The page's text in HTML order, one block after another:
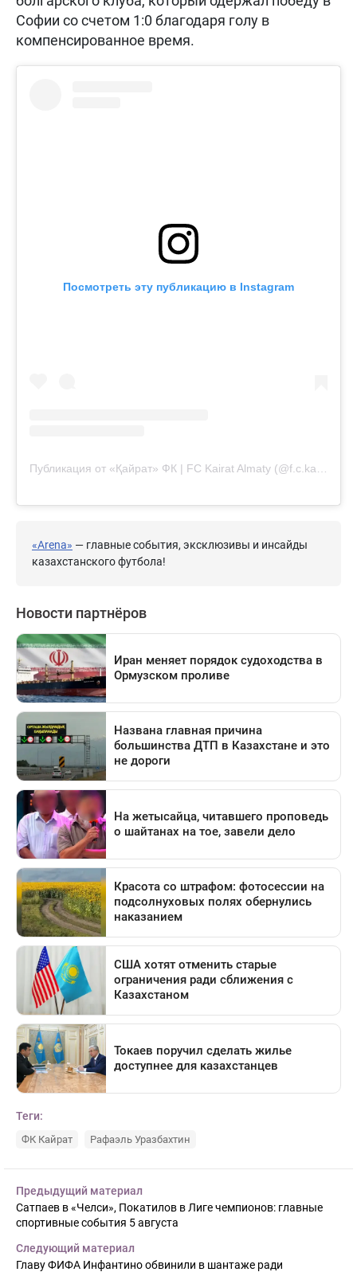
Софии со счетом 1:0 благодаря голу в
компенсированное время.
Посмотреть эту публикацию в Instagram
«Arena» — главные события, эксклюзивы и инсайды
казахстанского футбола!
Теги:
ФК Кайрат Рафаэль Уразбахтин
Предыдущий материал
Сатпаев в «Челси», Покатилов в Лиге чемпионов: главные
спортивные события 5 августа
Следующий материал
Главу ФИФА Инфантино обвинили в шантаже ради